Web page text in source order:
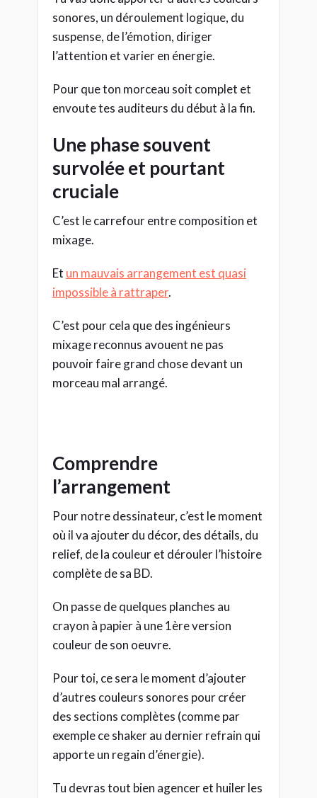
sonores, un déroulement logique, du
suspense, de l’émotion, diriger
l’attention et varier en énergie.
Pour que ton morceau soit complet et
envoute tes auditeurs du début à la fin.
Une phase souvent
survolée et pourtant
cruciale
C’est le carrefour entre composition et
mixage.
Et un mauvais arrangement est quasi
impossible à rattraper.
C’est pour cela que des ingénieurs
mixage reconnus avouent ne pas
pouvoir faire grand chose devant un
morceau mal arrangé.
Comprendre
l’arrangement
Pour notre dessinateur, c’est le moment
où il va ajouter du décor, des détails, du
relief, de la couleur et dérouler l’histoire
complète de sa BD.
On passe de quelques planches au
crayon à papier à une 1ère version
couleur de son oeuvre.
Pour toi, ce sera le moment d’ajouter
d’autres couleurs sonores pour créer
des sections complètes (comme par
exemple ce shaker au dernier refrain qui
apporte un regain d’énergie).
Tu devras tout bien agencer et huiler les